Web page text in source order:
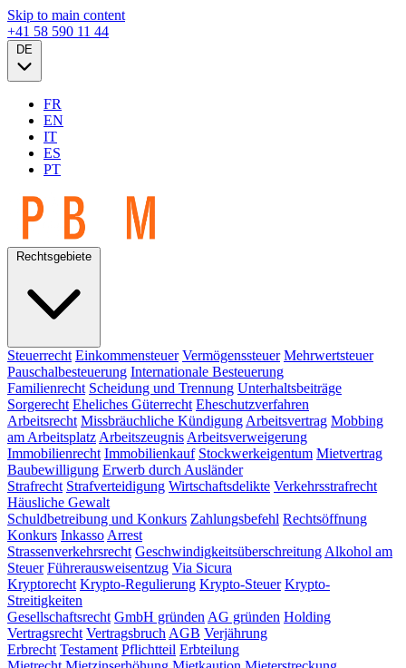
Skip to main content
+41 58 590 11 44
FR
EN
IT
ES
PT
Steuerrecht Einkommensteuer Vermögenssteuer Mehrwertsteuer
Pauschalbesteuerung Internationale Besteuerung
Familienrecht Scheidung und Trennung Unterhaltsbeiträge
Sorgerecht Eheliches Güterrecht Eheschutzverfahren
Arbeitsrecht Missbräuchliche Kündigung Arbeitsvertrag Mobbing
am Arbeitsplatz Arbeitszeugnis Arbeitsverweigerung
Immobilienrecht Immobilienkauf Stockwerkeigentum Mietvertrag
Baubewilligung Erwerb durch Ausländer
Strafrecht Strafverteidigung Wirtschaftsdelikte Verkehrsstrafrecht
Häusliche Gewalt
Schuldbetreibung und Konkurs Zahlungsbefehl Rechtsöffnung
Konkurs Inkasso Arrest
Strassenverkehrsrecht Geschwindigkeitsüberschreitung Alkohol am
Steuer Führerausweisentzug Via Sicura
Kryptorecht Krypto-Regulierung Krypto-Steuer Krypto-
Streitigkeiten
Gesellschaftsrecht GmbH gründen AG gründen Holding
Vertragsrecht Vertragsbruch AGB Verjährung
Erbrecht Testament Pflichtteil Erbteilung